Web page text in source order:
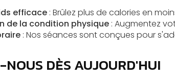
efficace : Brûlez plus de calories en
de la condition physique : Augmentez
: Nos séances sont conçues pour
NOUS DÈS AUJOURD'HUI